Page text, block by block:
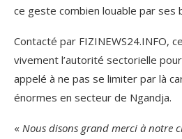
ce geste combien louable par ses
Contacté par FIZINEWS24.INFO,
vivement l’autorité sectorielle
appelé à ne pas se limiter par là
énormes en secteur de Ngandja.
« Nous disons grand merci à notre